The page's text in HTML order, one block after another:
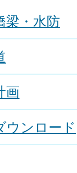
梁・水防
画
ウンロード